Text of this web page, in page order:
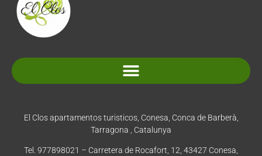
El Clos apartamentos turisticos, Conesa, Conca de Barberà,
Tarragona , Catalunya
Tel. 977898021 – Carretera de Rocafort, 12, 43427 Conesa,